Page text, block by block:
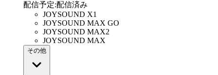
配信予定:配信済み
JOYSOUND X1
JOYSOUND MAX GO
JOYSOUND MAX2
JOYSOUND MAX
その他